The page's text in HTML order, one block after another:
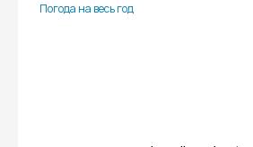
Погода на весь год